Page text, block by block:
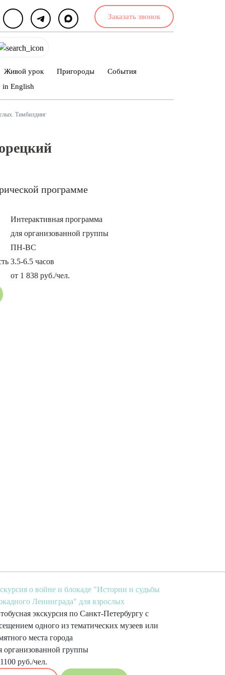
Заказать звонок
Живой урок Пригороды
События
in English
Тимбилдинг
программе
Интерактивная программа
для организованной группы
ПН-ВС
3.5-6.5 часов
от 1 838 руб./чел.
о войне и блокаде "Истории и судьбы
Ленинграда" для взрослых
экскурсия по Санкт-Петербургу с
одного из тематических музеев или
места города
организованной группы
руб./чел.